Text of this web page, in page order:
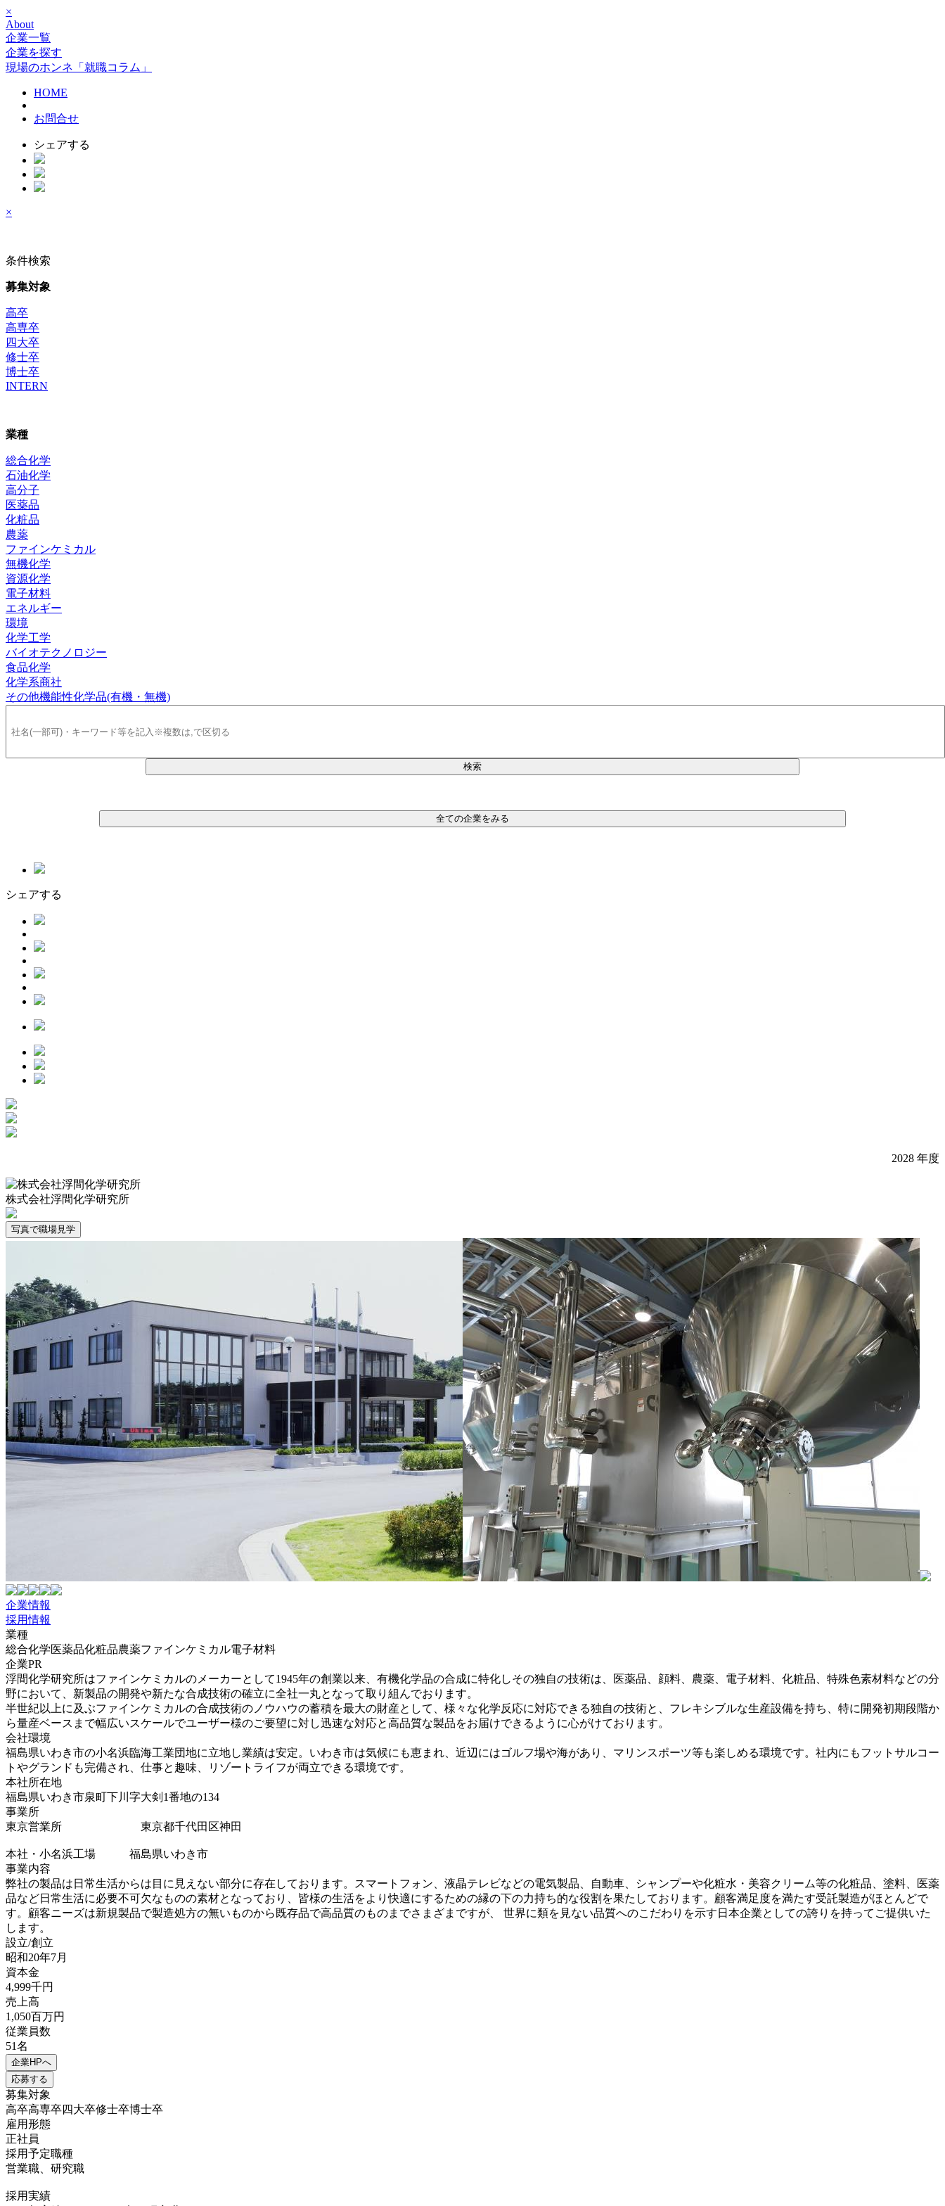
×
About
企業一覧
企業を探す
現場のホンネ「就職コラム」
HOME
お問合せ
シェアする
×
条件検索
募集対象
高卒
高専卒
四大卒
修士卒
博士卒
INTERN
業種
総合化学
石油化学
高分子
医薬品
化粧品
農薬
ファインケミカル
無機化学
資源化学
電子材料
エネルギー
環境
化学工学
バイオテクノロジー
食品化学
化学系商社
その他機能性化学品(有機・無機)
検索
全ての企業をみる
シェアする
2028 年度
株式会社浮間化学研究所
写真で職場見学
企業情報
採用情報
業種
総合化学医薬品化粧品農薬ファインケミカル電子材料
企業PR
浮間化学研究所はファインケミカルのメーカーとして1945年の創業以来、有機化学品の合成に特化しその独自の技術は、医薬品、顔料、農薬、電子材料、化粧品、特殊色素材料などの分
野において、新製品の開発や新たな合成技術の確立に全社一丸となって取り組んでおります。
半世紀以上に及ぶファインケミカルの合成技術のノウハウの蓄積を最大の財産として、様々な化学反応に対応できる独自の技術と、フレキシブルな生産設備を持ち、特に開発初期段階か
ら量産ベースまで幅広いスケールでユーザー様のご要望に対し迅速な対応と高品質な製品をお届けできるように心がけております。
会社環境
福島県いわき市の小名浜臨海工業団地に立地し業績は安定。いわき市は気候にも恵まれ、近辺にはゴルフ場や海があり、マリンスポーツ等も楽しめる環境です。社内にもフットサルコー
トやグランドも完備され、仕事と趣味、リゾートライフが両立できる環境です。
本社所在地
福島県いわき市泉町下川字大剣1番地の134
事業所
東京営業所 東京都千代田区神田
本社・小名浜工場 福島県いわき市
事業内容
弊社の製品は日常生活からは目に見えない部分に存在しております。スマートフォン、液晶テレビなどの電気製品、自動車、シャンプーや化粧水・美容クリーム等の化粧品、塗料、医薬
品など日常生活に必要不可欠なものの素材となっており、皆様の生活をより快適にするための縁の下の力持ち的な役割を果たしております。顧客満足度を満たす受託製造がほとんどで
す。顧客ニーズは新規製品で製造処方の無いものから既存品で高品質のものまでさまざまですが、 世界に類を見ない品質へのこだわりを示す日本企業としての誇りを持ってご提供いた
します。
設立/創立
昭和20年7月
資本金
4,999千円
売上高
1,050百万円
従業員数
51名
企業HPへ
応募する
募集対象
高卒高専卒四大卒修士卒博士卒
雇用形態
正社員
採用予定職種
営業職、研究職
採用実績